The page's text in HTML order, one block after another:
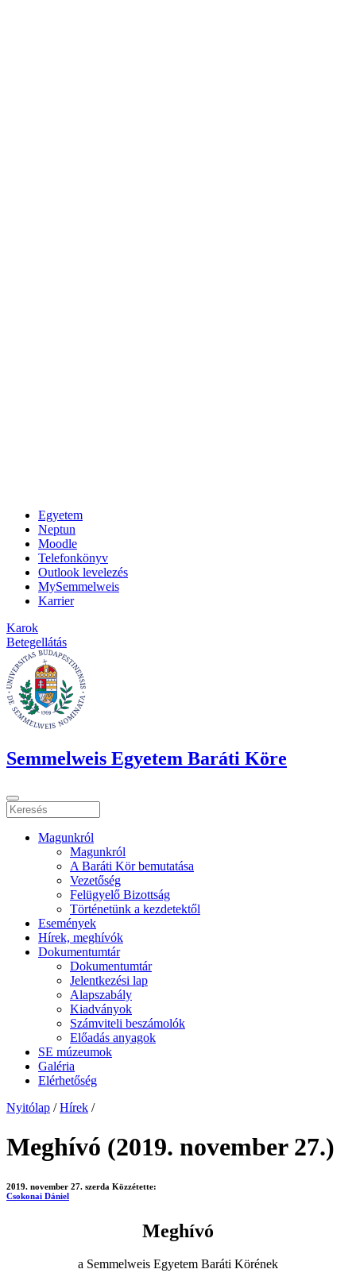
Egyetem
Neptun
Moodle
Telefonkönyv
Outlook levelezés
MySemmelweis
Karrier
Karok
Betegellátás
Semmelweis Egyetem Baráti Köre
Magunkról
Magunkról
A Baráti Kör bemutatása
Vezetőség
Felügyelő Bizottság
Történetünk a kezdetektől
Események
Hírek, meghívók
Dokumentumtár
Dokumentumtár
Jelentkezési lap
Alapszabály
Kiadványok
Számviteli beszámolók
Előadás anyagok
SE múzeumok
Galéria
Elérhetőség
Nyitólap / Hírek /
Meghívó (2019. november 27.)
2019. november 27. szerda Közzétette:
Csokonai Dániel
Meghívó
a Semmelweis Egyetem Baráti Körének